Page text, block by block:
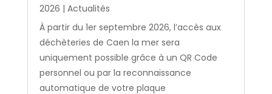
2026 | Actualités
À partir du 1er septembre 2026, l’accès aux
déchèteries de Caen la mer sera
uniquement possible grâce à un QR Code
personnel ou par la reconnaissance
automatique de votre plaque